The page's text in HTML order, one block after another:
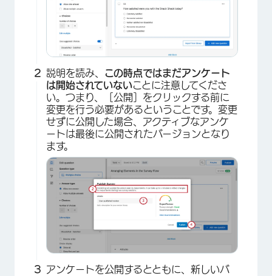
説明を読み、 この時点ではまだアンケート
は開始されていないことに注意してくださ
い。つまり、［公開］をクリックする前に
変更を行う必要があるということです。変更
せずに公開した場合、アクティブなアンケ
ートは最後に公開されたバージョンとなり
ます。
アンケートを公開するとともに、新しいバ